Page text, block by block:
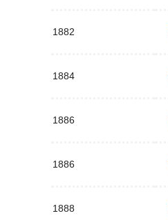
1882
1884
1886
1886
1888